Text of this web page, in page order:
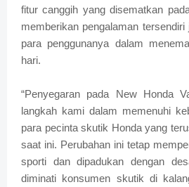
fitur canggih yang disematkan
memberikan pengalaman
para penggunanya dalam
hari.
“Penyegaran pada New Honda
langkah kami dalam memenuhi
para pecinta skutik Honda yang
saat ini. Perubahan ini tetap
sporti dan dipadukan dengan
diminati konsumen skutik di